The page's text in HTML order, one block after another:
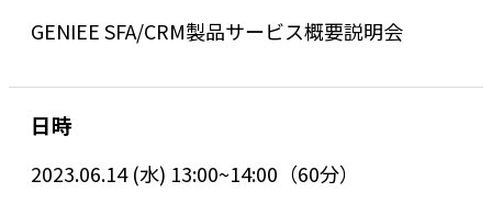
GENIEE SFA/CRM製品サービス概要説明会
日時
2023.06.14 (水) 13:00~14:00（60分）